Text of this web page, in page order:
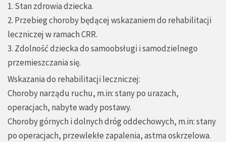
1. Stan zdrowia dziecka.
2. Przebieg choroby będącej wskazaniem do rehabilitacji
leczniczej w ramach CRR.
3. Zdolność dziecka do samoobsługi i samodzielnego
przemieszczania się.
Wskazania do rehabilitacji leczniczej:
Choroby narządu ruchu, m.in: stany po urazach,
operacjach, nabyte wady postawy.
Choroby górnych i dolnych dróg oddechowych, m.in: stany
po operacjach, przewlekłe zapalenia, astma oskrzelowa.